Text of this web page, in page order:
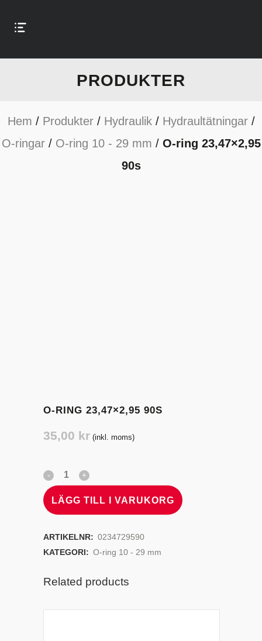
PRODUKTER
Hem / Produkter/ Hydraulik/ Hydraultätningar/
O-ringar/ O-ring 10 - 29 mm / O-ring 23,47×2,95
90s
O-RING 23,47×2,95 90S
35,00 kr (inkl. moms)
LÄGG TILL I VARUKORG
ARTIKELNR: 0234729590
KATEGORI: O-ring 10 - 29 mm
Related products